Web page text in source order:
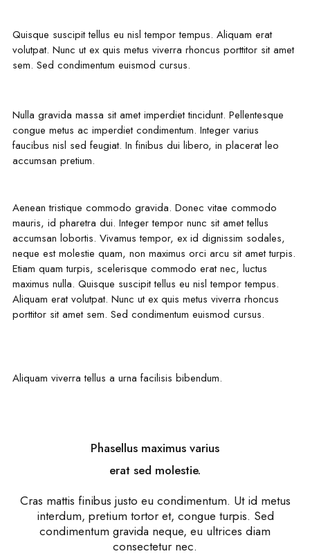
Quisque suscipit tellus eu nisl tempor tempus. Aliquam erat
volutpat. Nunc ut ex quis metus viverra rhoncus porttitor sit amet
sem. Sed condimentum euismod cursus.
Nulla gravida massa sit amet imperdiet tincidunt. Pellentesque
congue metus ac imperdiet condimentum. Integer varius
faucibus nisl sed feugiat. In finibus dui libero, in placerat leo
accumsan pretium.
Aenean tristique commodo gravida. Donec vitae commodo
mauris, id pharetra dui. Integer tempor nunc sit amet tellus
accumsan lobortis. Vivamus tempor, ex id dignissim sodales,
neque est molestie quam, non maximus orci arcu sit amet turpis.
Etiam quam turpis, scelerisque commodo erat nec, luctus
maximus nulla. Quisque suscipit tellus eu nisl tempor tempus.
Aliquam erat volutpat. Nunc ut ex quis metus viverra rhoncus
porttitor sit amet sem. Sed condimentum euismod cursus.
Aliquam viverra tellus a urna facilisis bibendum.
Phasellus maximus varius
erat sed molestie.
Cras mattis finibus justo eu condimentum. Ut id metus
interdum, pretium tortor et, congue turpis. Sed
condimentum gravida neque, eu ultrices diam
consectetur nec.